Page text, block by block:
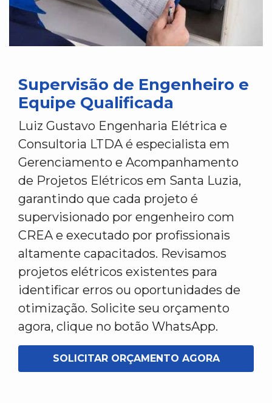
Supervisão de Engenheiro e
Equipe Qualificada
Luiz Gustavo Engenharia Elétrica e
Consultoria LTDA é especialista em
Gerenciamento e Acompanhamento
de Projetos Elétricos em Santa Luzia,
garantindo que cada projeto é
supervisionado por engenheiro com
CREA e executado por profissionais
altamente capacitados. Revisamos
projetos elétricos existentes para
identificar erros ou oportunidades de
otimização. Solicite seu orçamento
agora, clique no botão WhatsApp.
SOLICITAR ORÇAMENTO AGORA